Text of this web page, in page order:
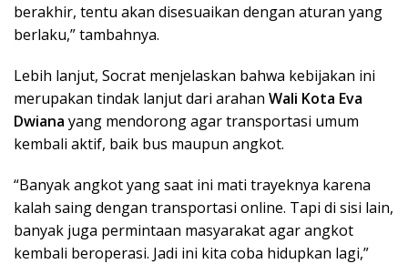
berakhir, tentu akan disesuaikan dengan aturan yang
berlaku,” tambahnya.
Lebih lanjut, Socrat menjelaskan bahwa kebijakan ini
merupakan tindak lanjut dari arahan Wali Kota Eva
Dwiana yang mendorong agar transportasi umum
kembali aktif, baik bus maupun angkot.
“Banyak angkot yang saat ini mati trayeknya karena
kalah saing dengan transportasi online. Tapi di sisi lain,
banyak juga permintaan masyarakat agar angkot
kembali beroperasi. Jadi ini kita coba hidupkan lagi,”